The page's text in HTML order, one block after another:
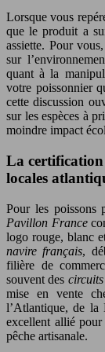
Lorsque vous
que le produit a
assiette. Pour
sur
quant à la
votre poissonnier
cette discussion
sur les espèces à
moindre impact
La certification
locales
Pour les poissons
Pavillon France
logo rouge, blanc
navire français,
filière de
souvent des
mise en vente
l’Atlantique, de la
excellent allié
pêche artisanale.